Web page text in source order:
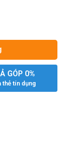
GÓP 0%
thẻ tín dụng